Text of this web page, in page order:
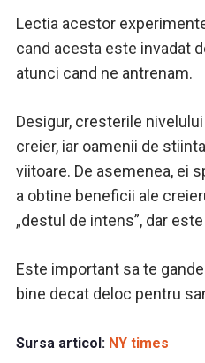
Lectia acestor
cand acesta este invadat
atunci cand ne antrenam.
Desigur, cresterile
creier, iar oamenii de
viitoare. De asemenea, ei
a obtine beneficii ale
„destul de intens”, dar
Este important sa te
bine decat deloc pentru
Sursa articol: NY times